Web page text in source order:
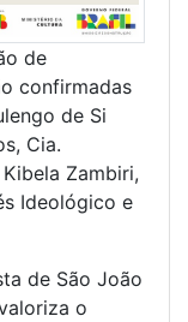
de
confirmadas
de Si
Cia.
Zambiri,
Ideológico e
de São João
o